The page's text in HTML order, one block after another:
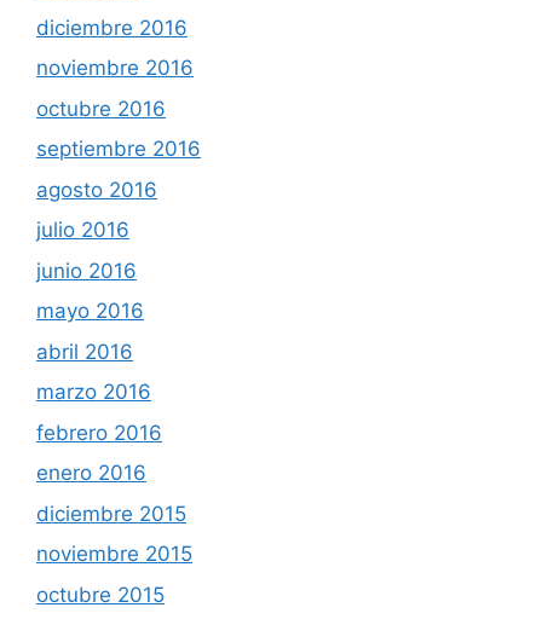
diciembre 2016
noviembre 2016
octubre 2016
septiembre 2016
agosto 2016
julio 2016
junio 2016
mayo 2016
abril 2016
marzo 2016
febrero 2016
enero 2016
diciembre 2015
noviembre 2015
octubre 2015